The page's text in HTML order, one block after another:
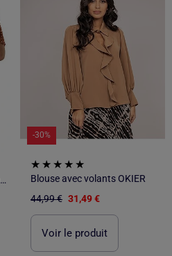
Blouse Femme Femme Mamalicious
-30%
Blouse avec volants OKIER
44,99 € 31,49 €
Voir le produit